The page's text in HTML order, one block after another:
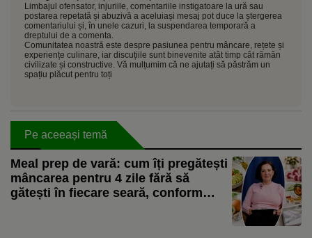
Limbajul ofensator, injuriile, comentariile instigatoare la ură sau
postarea repetată și abuzivă a aceluiași mesaj pot duce la ștergerea
comentariului și, în unele cazuri, la suspendarea temporară a
dreptului de a comenta.
Comunitatea noastră este despre pasiunea pentru mâncare, rețete și
experiențe culinare, iar discuțiile sunt binevenite atât timp cât rămân
civilizate și constructive. Vă mulțumim că ne ajutați să păstrăm un
spațiu plăcut pentru toți
Pe aceeași temă
Meal prep de vară: cum îți pregătești
mâncarea pentru 4 zile fără să
gătești în fiecare seară, conform